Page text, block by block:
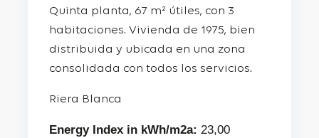
Quinta planta, 67 m² útiles, con 3
habitaciones. Vivienda de 1975, bien
distribuida y ubicada en una zona
consolidada con todos los servicios.
Riera Blanca
Energy Index in kWh/m2a: 23,00